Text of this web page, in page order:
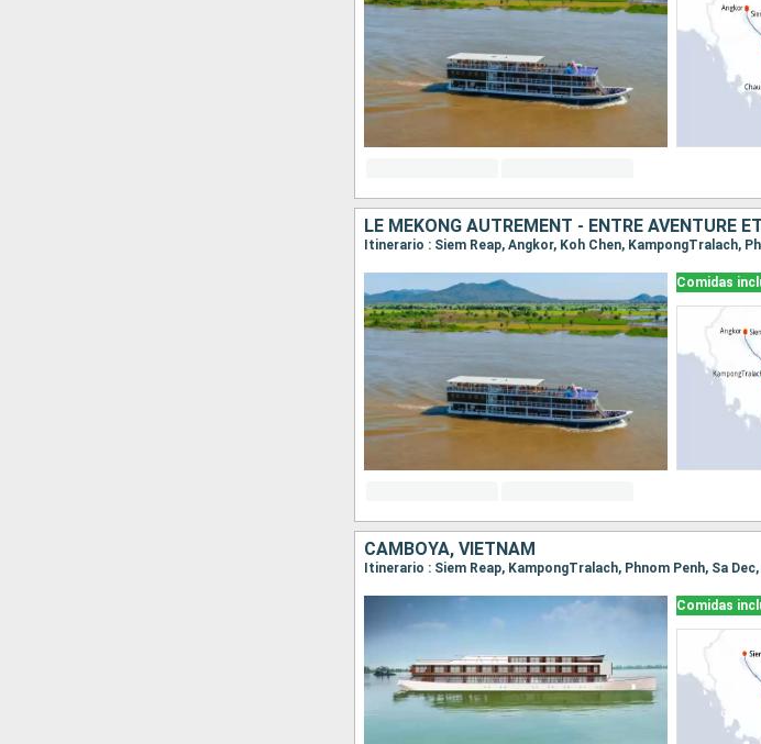
LE MÉKONG AUTREMENT - ENTRE AVENTURE
Itinerario : Siem Reap, Angkor, Koh Chen, KampongTralach,
Comidas
CAMBOYA, VIETNAM
Itinerario : Siem Reap, KampongTralach, Phnom Penh, Sa
Comidas